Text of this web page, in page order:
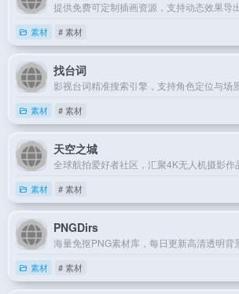
素材 # 素材
找台词
影视台词精准搜索引擎，支持角色定位与场
素材 # 素材
天空之城
全球航拍爱好者社区，汇聚4K无人机摄影作
素材 # 素材
PNGDirs
海量免抠PNG素材库，每日更新高清透明背
素材 # 素材